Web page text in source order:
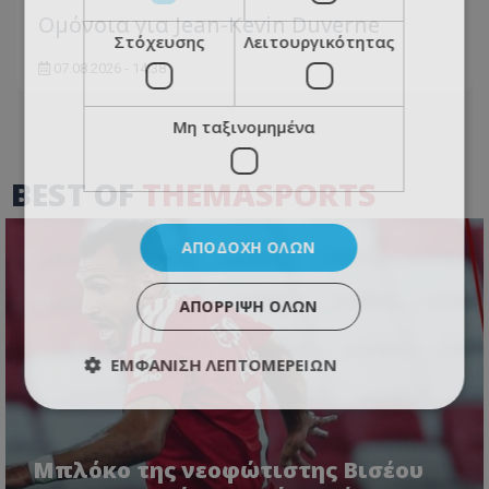
Ομόνοια για Jean-Kevin Duverne
07.08.2026 - 14:38
BEST OFTHEMASPORTS
Μπλόκο της νεοφώτιστης Βισέου
Στόχευσης Λειτουργικότητας
Μη ταξινομημένα
ΑΠΟΔΟΧΉ ΌΛΩΝ
ΑΠΌΡΡΙΨΗ ΌΛΩΝ
ΕΜΦΆΝΙΣΗ ΛΕΠΤΟΜΕΡΕΙΏΝ